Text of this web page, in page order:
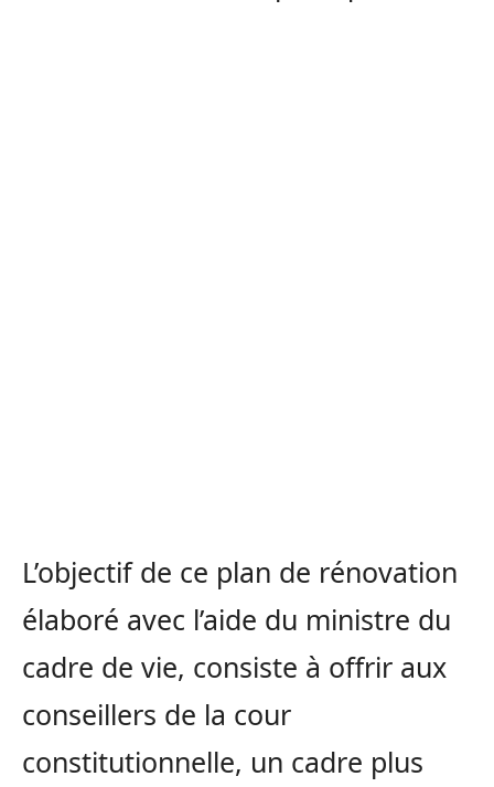
L’objectif de ce plan de rénovation
élaboré avec l’aide du ministre du
cadre de vie, consiste à offrir aux
conseillers de la cour
constitutionnelle, un cadre plus